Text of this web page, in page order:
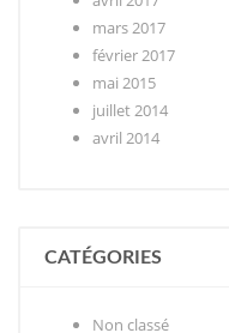
mars 2017
février 2017
mai 2015
juillet 2014
avril 2014
CATÉGORIES
Non classé